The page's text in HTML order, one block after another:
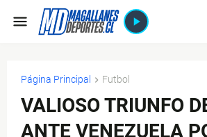
Página Principal Futbol
VALIOSO TRIUNFO
ANTE VENEZUELA